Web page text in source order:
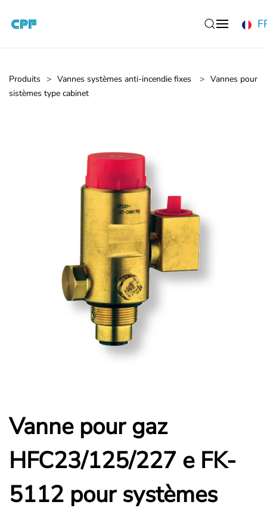
Produits Vannes systèmes anti-incendie fixes
Vannes pour
sistèmes type cabinet
Vanne pour gaz
HFC23/125/227 e FK-
5112 pour systèmes